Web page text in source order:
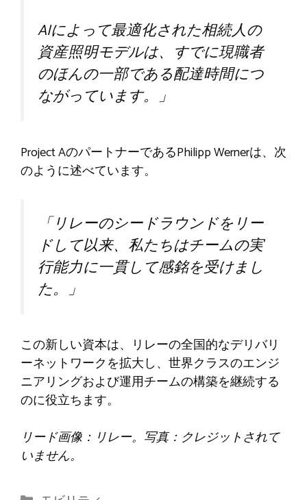
AIによって最適化された相続人の
資産照明モデルは、すでに現職者
のほんの一部である配達時間につ
ながっています。」
Project AのパートナーであるPhilipp Wernerは、次
のように述べています。
「リレーのシードラウンドをリー
ドして以来、私たちはチームの実
行能力に一貫して感銘を受けまし
た。」
この新しい資本は、リレーの全国的なデリバリ
ーネットワークを拡大し、世界クラスのエンジ
ニアリングおよび運用チームの構築を継続する
のに役立ちます。
リード画像：リレー。写真：クレジットされて
いません。